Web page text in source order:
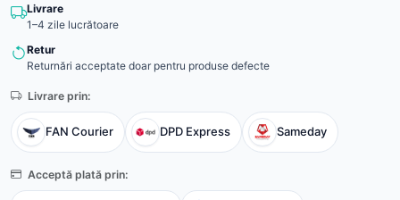
Livrare
1–4 zile lucrătoare
Retur
Returnări acceptate doar pentru produse defecte
Livrare prin:
FAN Courier DPD Express Sameday
Acceptă plată prin: